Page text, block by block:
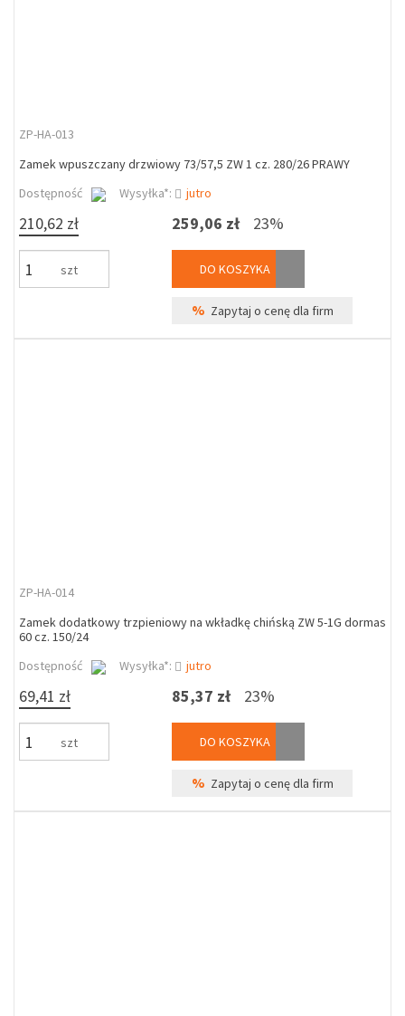
ZP-HA-013
Zamek wpuszczany drzwiowy 73/57,5 ZW 1 cz. 280/26 PRAWY
Dostępność
Wysyłka*: jutro
210,62 zł
szt
259,06 zł 23%
DO KOSZYKA
% Zapytaj o cenę dla firm
ZP-HA-014
Zamek dodatkowy trzpieniowy na wkładkę chińską ZW 5-1G dormas
60 cz. 150/24
Dostępność
Wysyłka*: jutro
69,41 zł
szt
85,37 zł 23%
DO KOSZYKA
% Zapytaj o cenę dla firm